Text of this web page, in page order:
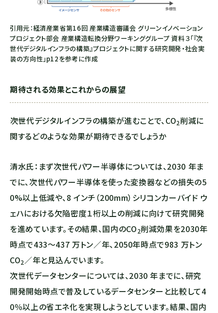
引用元：経済産業省第16回 産業構造審議会 グリーンイノベーション
プロジェクト部会 産業構造転換分野ワーキンググループ 資料３「『次
世代デジタルインフラの構築』プロジェクトに関する研究開発・社会実
装の方向性」p12を参考に作成
期待される効果とこれからの展望
――次世代デジタルインフラの構築が進むことで、 CO2削減に
関するどのような効果が期待できるでしょうか
清水氏：まず次世代パワー半導体については、2030 年ま
でに、次世代パワー半導体を使った変換器などの損失の5
0%以上低減や、8 インチ（200mm）シリコンカーバイド ウ
ェハにおける⽋陥密度１桁以上の削減に向けて研究開発
を進めています。その結果、国内のCO2削減効果を2030年
時点で433～437 万トン／年、2050年時点で983 万トン
CO2／年と見込んでいます。
次世代データセンターについては、2030 年までに、研究
開発開始時点で普及しているデータセンターと⽐較して4
0％以上の省エネ化を実現しようとしています。結果、国内